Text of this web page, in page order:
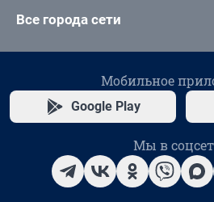
Все города сети
Мобильное
Google Play
Мы в